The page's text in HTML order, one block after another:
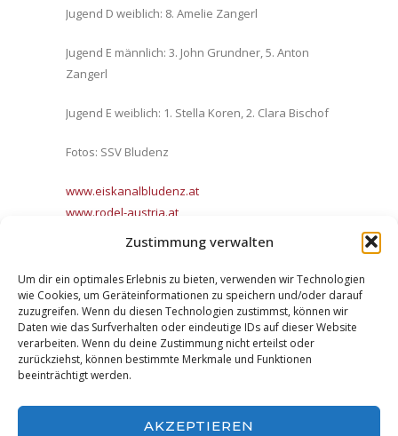
Zustimmung verwalten
Um dir ein optimales Erlebnis zu bieten, verwenden wir Technologien
wie Cookies, um Geräteinformationen zu speichern und/oder darauf
zuzugreifen. Wenn du diesen Technologien zustimmst, können wir
Daten wie das Surfverhalten oder eindeutige IDs auf dieser Website
verarbeiten. Wenn du deine Zustimmung nicht erteilst oder
zurückziehst, können bestimmte Merkmale und Funktionen
beeinträchtigt werden.
AKZEPTIEREN
Jugend D weiblich: 8. Amelie Zangerl
Jugend E männlich: 3. John Grundner, 5. Anton
Zangerl
Jugend E weiblich: 1. Stella Koren, 2. Clara Bischof
Fotos: SSV Bludenz
www.eiskanalbludenz.at
www.rodel-austria.at
Facebook Twitter
Pinterest
Google+
LinkedIn E-Mail